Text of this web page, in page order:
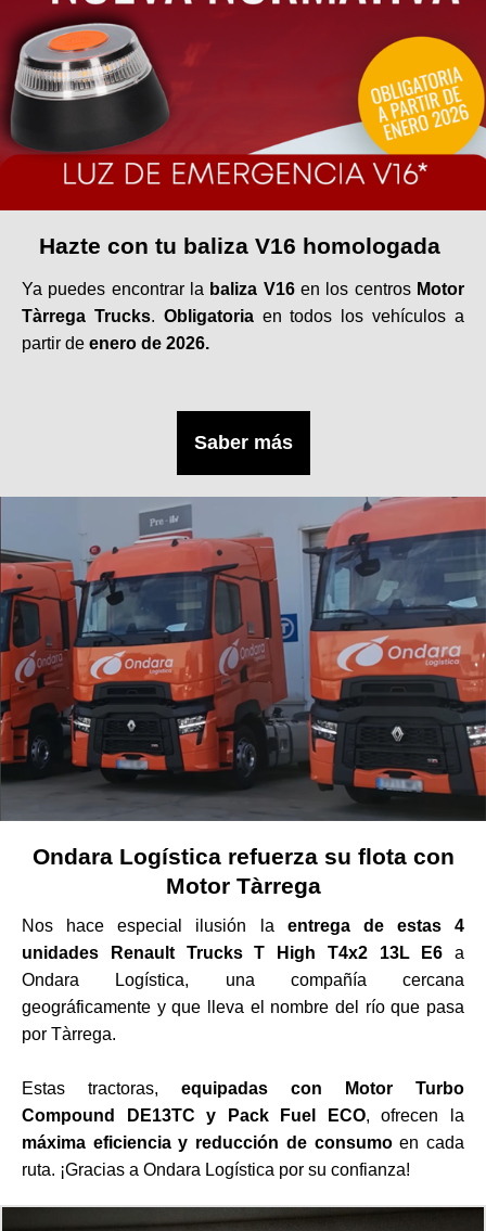
Hazte con tu baliza V16 homologada
Ya puedes encontrar la baliza V16en los centros Motor
Tàrrega Trucks. Obligatoriaen todos los vehículos a
partir de enero de 2026.
Saber más
Ondara Logística refuerza su flota con
Motor Tàrrega
Nos hace especial ilusión la entrega de estas 4
unidades Renault Trucks T High T4x2 13L E6 a
Ondara Logística, una compañía cercana
geográficamente y que lleva el nombre del río que pasa
por Tàrrega.
Estas tractoras, equipadas con Motor Turbo
Compound DE13TC y Pack Fuel ECO, ofrecen la
máxima eficiencia y reducción de consumoen cada
ruta. ¡Gracias a Ondara Logística por su confianza!